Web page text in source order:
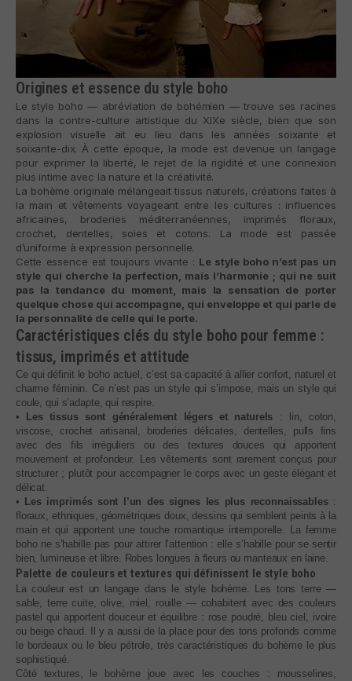
Origines et essence du style boho
Le style boho — abréviation de bohémien — trouve ses racines
dans la contre-culture artistique du XIXe siècle, bien que son
explosion visuelle ait eu lieu dans les années soixante et
soixante-dix. À cette époque, la mode est devenue un langage
pour exprimer la liberté, le rejet de la rigidité et une connexion
plus intime avec la nature et la créativité.
La bohème originale mélangeait tissus naturels, créations faites à
la main et vêtements voyageant entre les cultures : influences
africaines, broderies méditerranéennes, imprimés floraux,
crochet, dentelles, soies et cotons. La mode est passée
d’uniforme à expression personnelle.
Cette essence est toujours vivante : Le style boho n’est pas un
style qui cherche la perfection, mais l’harmonie ; qui ne suit
pas la tendance du moment, mais la sensation de porter
quelque chose qui accompagne, qui enveloppe et qui parle de
la personnalité de celle qui le porte.
Caractéristiques clés du style boho pour femme :
tissus, imprimés et attitude
Ce qui définit le boho actuel, c’est sa capacité à allier confort, naturel et
charme féminin. Ce n’est pas un style qui s’impose, mais un style qui
coule, qui s’adapte, qui respire.
•
Les tissus sont généralement légers et naturels : lin, coton,
viscose, crochet artisanal, broderies délicates, dentelles, pulls fins
avec des fils irréguliers ou des textures douces qui apportent
mouvement et profondeur. Les vêtements sont rarement conçus pour
structurer ; plutôt pour accompagner le corps avec un geste élégant et
délicat.
•
Les imprimés sont l’un des signes les plus reconnaissables:
floraux, ethniques, géométriques doux, dessins qui semblent peints à la
main et qui apportent une touche romantique intemporelle. La femme
boho ne s’habille pas pour attirer l’attention : elle s’habille pour se sentir
bien, lumineuse et libre. Robes longues à fleurs ou manteaux en laine.
Palette de couleurs et textures qui définissent le style boho
La couleur est un langage dans le style bohème. Les tons terre —
sable, terre cuite, olive, miel, rouille — cohabitent avec des couleurs
pastel qui apportent douceur et équilibre : rose poudré, bleu ciel, ivoire
ou beige chaud. Il y a aussi de la place pour des tons profonds comme
le bordeaux ou le bleu pétrole, très caractéristiques du bohème le plus
sophistiqué.
Côté textures, le bohème joue avec les couches : mousselines,